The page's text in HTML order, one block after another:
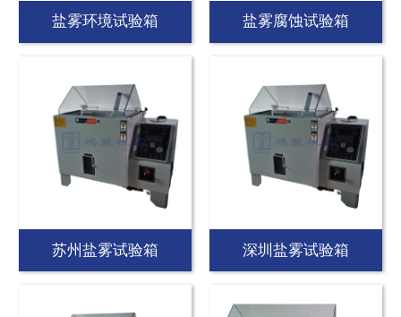
盐雾环境试验箱 盐雾腐蚀试验箱
苏州盐雾试验箱 深圳盐雾试验箱